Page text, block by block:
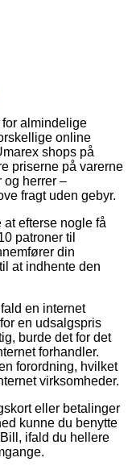
almindelige
online
shops på
priserne på varerne
og herrer –
fragt uden gebyr.
efterse nogle få
patroner til
din
at indhente den
en internet
en udsalgspris
burde det for det
forhandler.
forordning, hvilket
virksomheder.
eller betalinger
kunne du benytte
ifald du hellere